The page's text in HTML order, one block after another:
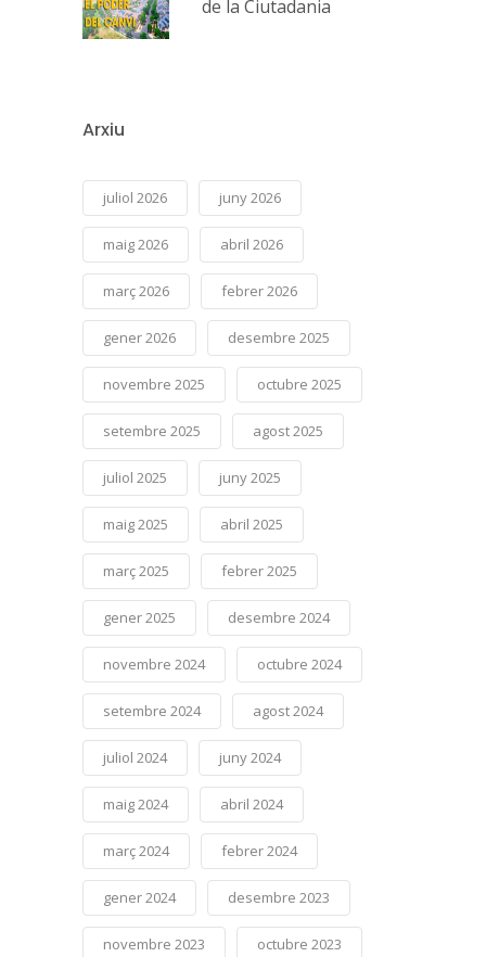
de la Ciutadania
Arxiu
juliol 2026 juny 2026
maig 2026 abril 2026
març 2026 febrer 2026
gener 2026 desembre 2025
novembre 2025 octubre 2025
setembre 2025 agost 2025
juliol 2025 juny 2025
maig 2025 abril 2025
març 2025 febrer 2025
gener 2025 desembre 2024
novembre 2024 octubre 2024
setembre 2024 agost 2024
juliol 2024 juny 2024
maig 2024 abril 2024
març 2024 febrer 2024
gener 2024 desembre 2023
novembre 2023 octubre 2023